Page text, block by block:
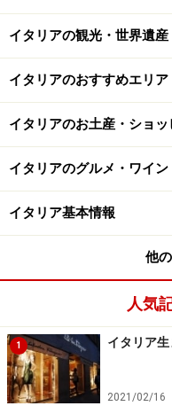
力。無料WiFiも備わっ
イア通りにも近くショ
劇場も目の前でオペ
す。
■
住所：Galleria Umberto
TEL：+39-081-4976-
アクセス：ウンベルトI
料金：94ユーロ～
歴史ある建物で
ベッド・ナポリ
イタリアの観光・世界遺産
イタリアのおすすめエリア
イタリアのお土産・ショッ
イタリアのグルメ・ワイ
イタリア基本情報
他
人気
1 イタリア
2021/02/16